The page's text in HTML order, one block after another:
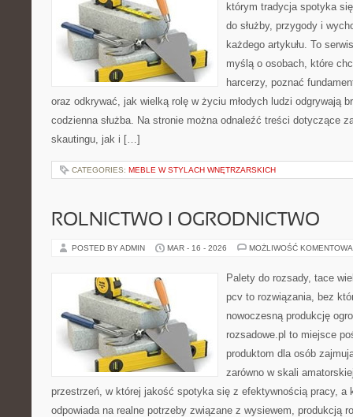
którym tradycja spotyka
do służby, przygody i
każdego artykułu. To
myślą o osobach, które
harcerzy, poznać
oraz odkrywać, jak wielką rolę w życiu młodych ludzi odgrywają
codzienna służba. Na stronie można odnaleźć treści dotyczące
skautingu, jak i […]
CATEGORIES: MEBLE W STYLACH WNĘTRZARSKICH
ROLNICTWO I OGRODNICTWO
POSTED BY ADMIN MAR - 16 - 2026 MOŻLIWOŚĆ
Palety do rozsady, tace
pcv to rozwiązania, bez
nowoczesną produkcję
rozsadowe.pl to miejsce
produktom dla osób
zarówno w skali
przestrzeń, w której jakość spotyka się z efektywnością pracy, a
odpowiada na realne potrzeby związane z wysiewem, produkcją